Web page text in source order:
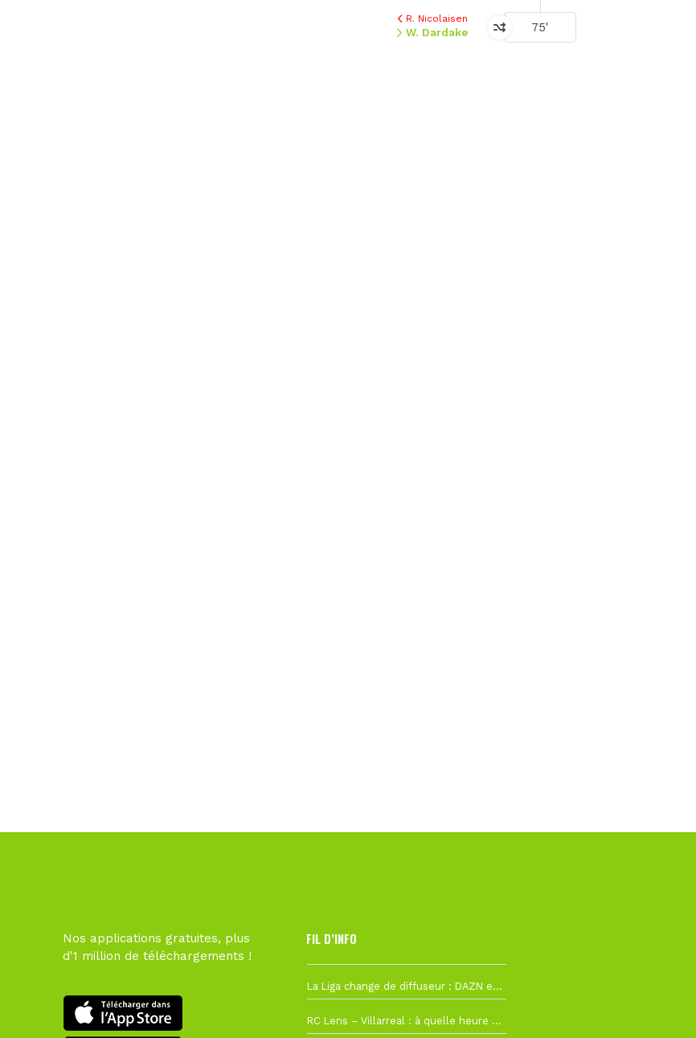
75'
R. Nicolaisen
W. Dardake
Nos applications gratuites, plus
d'1 million de téléchargements !
FIL D’INFO
La Liga change de diffuseur : DAZN et Disney+ remplacent beIN Sports !
RC Lens – Villarreal : à quelle heure et sur quelle chaîne voir la finale de la Como Cup ?